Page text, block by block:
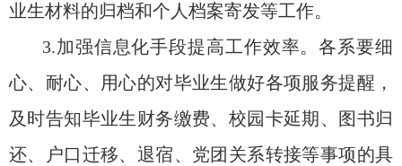
业生材料的归档和个人档案寄发等工作。
3.加强信息化手段提高工作效率。各系要细
心、耐心、用心的对毕业生做好各项服务提醒，
及时告知毕业生财务缴费、校园卡延期、图书归
还、户口迁移、退宿、党团关系转接等事项的具